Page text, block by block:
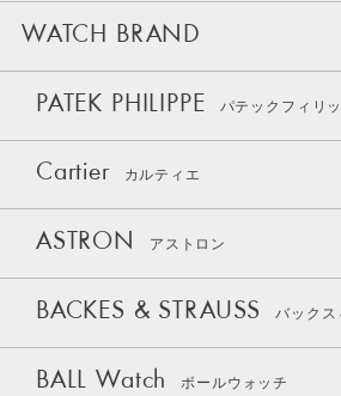
WATCH BRAND
PATEK PHILIPPE パテックフィリ
Cartier カルティエ
ASTRON アストロン
BACKES & STRAUSS バックス
BALL Watch ボールウォッチ